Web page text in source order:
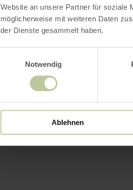
Website an unsere Partner für soziale
möglicherweise mit weiteren Daten
der Dienste gesammelt haben.
Notwendig
Ablehnen